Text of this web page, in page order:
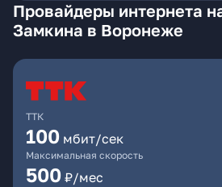
Провайдеры интернета
Замкина в Воронеже
ТТК
100 мбит/сек
Максимальная скорость
500 ₽/мес